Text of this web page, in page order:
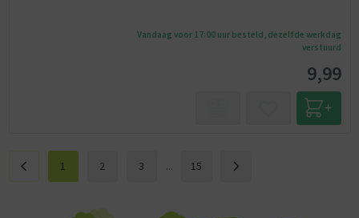
Vandaag voor 17:00 uur besteld, dezelfde werkdag
verstuurd
9,99
1 2 3 ... 15